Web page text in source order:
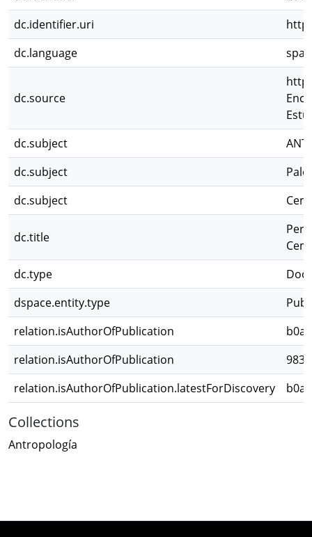
dc.identifier.uri
dc.language
spa
dc.source
dc.subject
dc.subject
dc.subject
dc.title
dc.type
dspace.entity.type
relation.isAuthorOfPublication
relation.isAuthorOfPublication
relation.isAuthorOfPublication.latestForDiscovery
Collections
Antropología